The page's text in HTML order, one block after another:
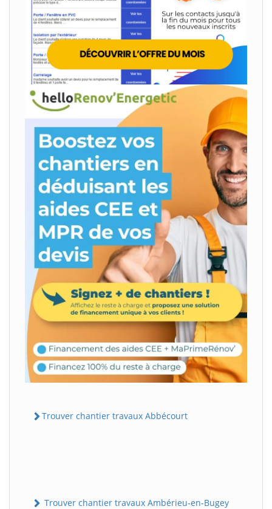
Trouver chantier travaux Abbécourt
Trouver chantier travaux Ambérieu-en-Bugey